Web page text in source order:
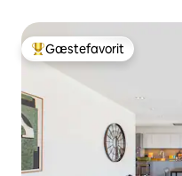
Bedste gæstefavorit
Gæstefavorit